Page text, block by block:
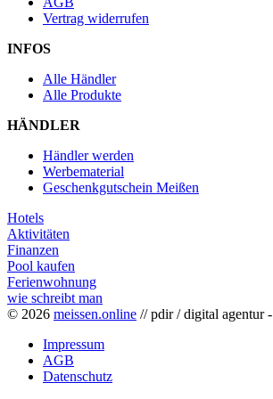
Vertrag widerrufen
INFOS
Alle Händler
Alle Produkte
HÄNDLER
Händler werden
Werbematerial
Geschenkgutschein Meißen
Hotels
Aktivitäten
Finanzen
Pool kaufen
Ferienwohnung
wie schreibt man
© 2026 meissen.online // pdir / digital agentur -
Impressum
AGB
Datenschutz